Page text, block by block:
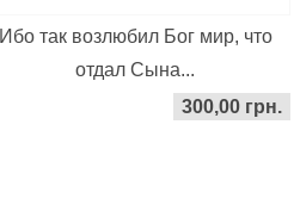
Ибо так возлюбил Бог мир, что
отдал Сына...
300,00 грн.